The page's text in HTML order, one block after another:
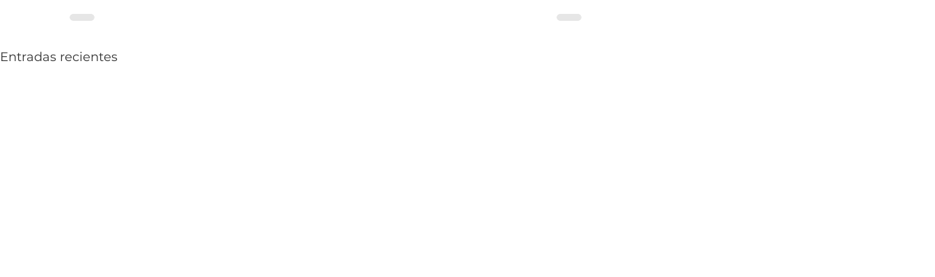
Entradas recientes